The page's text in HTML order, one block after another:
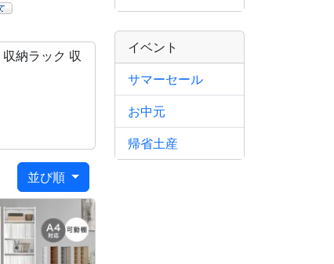
納ラック 収
並び順
イベント
サマーセール
お中元
帰省土産